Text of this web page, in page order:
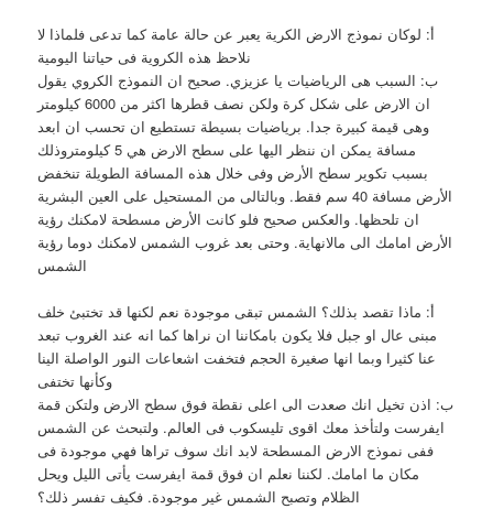
أ: لوكان نموذج الارض الكرية يعبر عن حالة عامة كما تدعى فلماذا لا
نلاحظ هذه الكروية فى حياتنا اليومية
ب: السبب هى الرياضيات يا عزيزي. صحيح ان النموذج الكروي يقول
ان الارض على شكل كرة ولكن نصف قطرها اكثر من 6000 كيلومتر
وهى قيمة كبيرة جدا. برياضيات بسيطة تستطيع ان تحسب ان ابعد
مسافة يمكن ان ننظر اليها على سطح الارض هي 5 كيلومتروذلك
بسبب تكوير سطح الأرض وفى خلال هذه المسافة الطويلة تنخفض
الأرض مسافة 40 سم فقط. وبالتالى من المستحيل على العين البشرية
ان تلحظها. والعكس صحيح فلو كانت الأرض مسطحة لامكنك رؤية
الأرض امامك الى مالانهاية. وحتى بعد غروب الشمس لامكنك دوما رؤية
الشمس
أ: ماذا تقصد بذلك؟ الشمس تبقى موجودة نعم لكنها قد تختبئ خلف
مبنى عال او جبل فلا يكون بامكاننا ان نراها كما انه عند الغروب تبعد
عنا كثيرا وبما انها صغيرة الحجم فتخفت اشعاعات النور الواصلة الينا
وكأنها تختفى
ب: اذن تخيل انك صعدت الى اعلى نقطة فوق سطح الارض ولتكن قمة
ايفرست ولتأخذ معك اقوى تليسكوب فى العالم. ولتبحث عن الشمس
ففى نموذج الارض المسطحة لابد انك سوف تراها فهي موجودة فى
مكان ما امامك. لكننا نعلم ان فوق قمة ايفرست يأتى الليل ويحل
الظلام وتصبح الشمس غير موجودة. فكيف تفسر ذلك؟